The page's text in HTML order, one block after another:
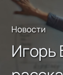
Новости
Игорь